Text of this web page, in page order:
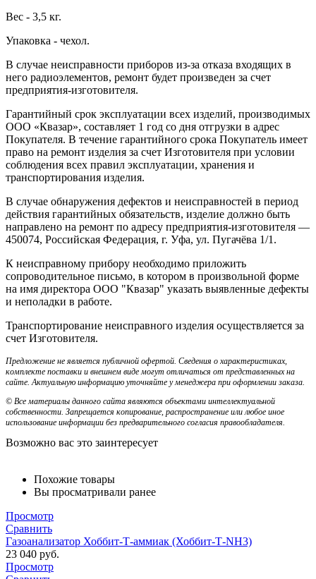
Вес - 3,5 кг.
Упаковка - чехол.
В случае неисправности приборов из-за отказа входящих в
него радиоэлементов, ремонт будет произведен за счет
предприятия-изготовителя.
Гарантийный срок эксплуатации всех изделий, производимых
ООО «Квазар», составляет 1 год со дня отгрузки в адрес
Покупателя. В течение гарантийного срока Покупатель имеет
право на ремонт изделия за счет Изготовителя при условии
соблюдения всех правил эксплуатации, хранения и
транспортирования изделия.
В случае обнаружения дефектов и неисправностей в период
действия гарантийных обязательств, изделие должно быть
направлено на ремонт по адресу предприятия-изготовителя —
450074, Российская Федерация, г. Уфа, ул. Пугачёва 1/1.
К неисправному прибору необходимо приложить
сопроводительное письмо, в котором в произвольной форме
на имя директора ООО "Квазар" указать выявленные дефекты
и неполадки в работе.
Транспортирование неисправного изделия осуществляется за
счет Изготовителя.
Предложение не является публичной офертой. Сведения о характеристиках,
комплекте поставки и внешнем виде могут отличаться от представленных на
сайте. Актуальную информацию уточняйте у менеджера при оформлении заказа.
© Все материалы данного сайта являются объектами интеллектуальной
собственности. Запрещается копирование, распространение или любое иное
использование информации без предварительного согласия правообладателя.
Возможно вас это заинтересует
Похожие товары
Вы просматривали ранее